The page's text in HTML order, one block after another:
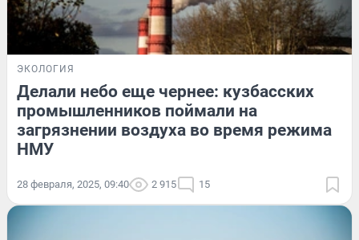
ЭКОЛОГИЯ
Делали небо еще чернее: кузбасских
промышленников поймали на
загрязнении воздуха во время режима
НМУ
28 февраля, 2025, 09:40 2 915 15